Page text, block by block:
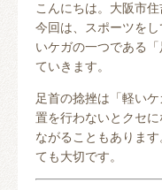
こんにちは。大阪市住
今回は、スポーツを
いケガの一つである
ていきます。
足首の捻挫は「軽い
置を行わないとクセ
ながることもありま
ても大切です。